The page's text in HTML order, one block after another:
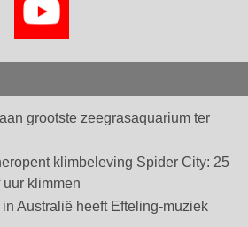
grootste zeegrasaquarium ter
klimbeleving Spider City: 25
klimmen
Australië heeft Efteling-muziek